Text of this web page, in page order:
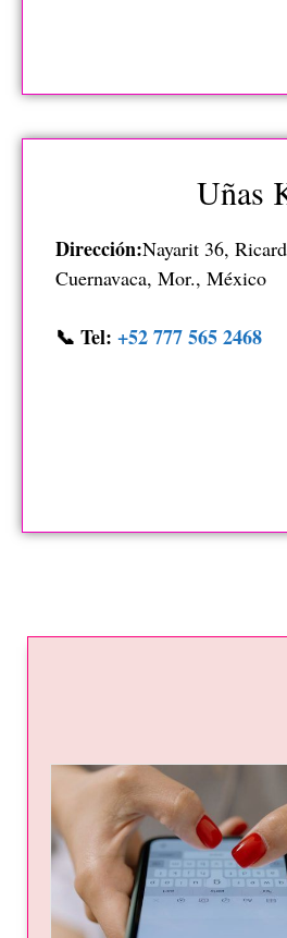
Uñas
Dirección:Nayarit 36,
Cuernavaca, Mor., México
📞 Tel: +52 777 565 2468